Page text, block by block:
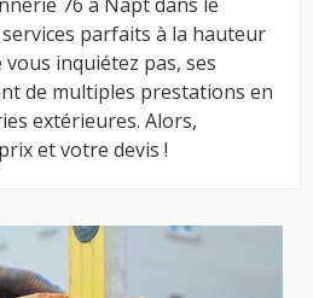
parfaits à la hauteur
inquiétez pas, ses
de multiples prestations en
extérieures. Alors,
et votre devis !